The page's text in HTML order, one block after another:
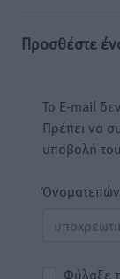
Προσθέστε
Το E-mail
Πρέπει να
υποβολή
Φύλαξε